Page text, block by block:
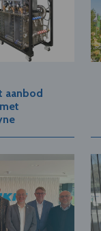
aanbod